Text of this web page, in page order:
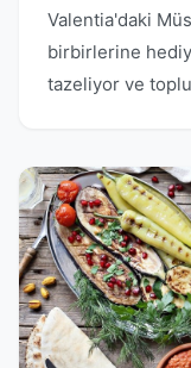
Valentia'daki
birbirlerine
tazeliyor ve